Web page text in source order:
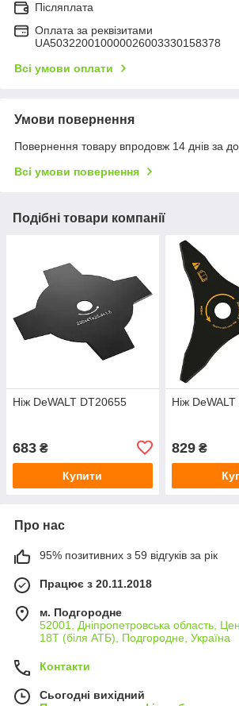
Післяплата
Оплата за реквізитами
UA503220010000026003330158378
Всі умови оплати
Умови повернення
Повернення товару впродовж 14 днів за
Всі умови повернення
Подібні товари компанії
Ніж DeWALT DT20655
683 ₴
Купити
Ніж
829₴
Про нас
95% позитивних з 59 відгуків за рік
Працює з 20.11.2018
м. Подгородне
52001, Дніпропетровська область,
18Т (біля АТБ), Подгородне, Україна
Контакти
Сьогодні вихідний